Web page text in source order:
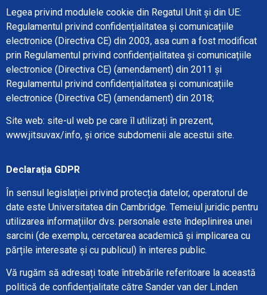
Legea privind modulele cookie din Regatul Unit și din UE:
Regulamentul privind confidențialitatea și comunicațiile
electronice (Directiva CE) din 2003, asa cum a fost modificat
prin Regulamentul privind confidențialitatea și comunicațiile
electronice (Directiva CE) (amendament) din 2011 și
Regulamentul privind confidențialitatea și comunicațiile
electronice (Directiva CE) (amendament) din 2018;
Site web: site-ul web pe care îl utilizați în prezent,
www.jitsuvax/info, și orice subdomenii ale acestui site.
Declarația GDPR
În sensul legislației privind protecția datelor, operatorul de
date este Universitatea din Cambridge. Temeiul juridic pentru
utilizarea informațiilor dvs. personale este îndeplinirea unei
sarcini (de exemplu, cercetarea academică și implicarea cu
părțile interesate și cu publicul) în interes public.
Vă rugăm să adresați toate întrebările referitoare la această
politică de confidențialitate către Sander van der Linden